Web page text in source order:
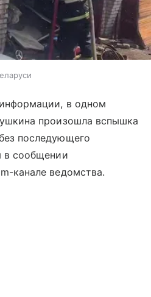
в одном
произошла вспышка
последующего
в сообщении
канале ведомства.